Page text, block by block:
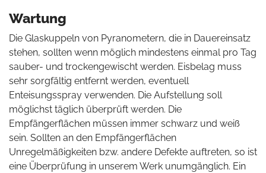
Wartung
Die Glaskuppeln von Pyranometern, die in Dauereinsatz
stehen, sollten wenn möglich mindestens einmal pro Tag
sauber- und trockengewischt werden. Eisbelag muss
sehr sorgfältig entfernt werden, eventuell
Enteisungsspray verwenden. Die Aufstellung soll
möglichst täglich überprüft werden. Die
Empfängerflächen müssen immer schwarz und weiß
sein. Sollten an den Empfängerflächen
Unregelmäßigkeiten bzw. andere Defekte auftreten, so ist
eine Überprüfung in unserem Werk unumgänglich. Ein